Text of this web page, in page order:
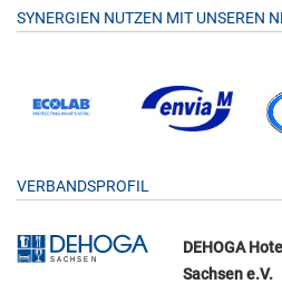
SYNERGIEN NUTZEN MIT UNSEREN
VERBANDSPROFIL
DEHOGA
Sachsen e.V.